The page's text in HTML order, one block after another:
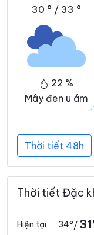
30 ° / 33 °
22 %
Mây đen u ám
Thời tiết 48h
Thời tiết Đặc
Hiện tại 34°/